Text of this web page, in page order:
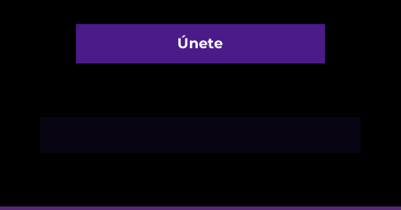
Únete